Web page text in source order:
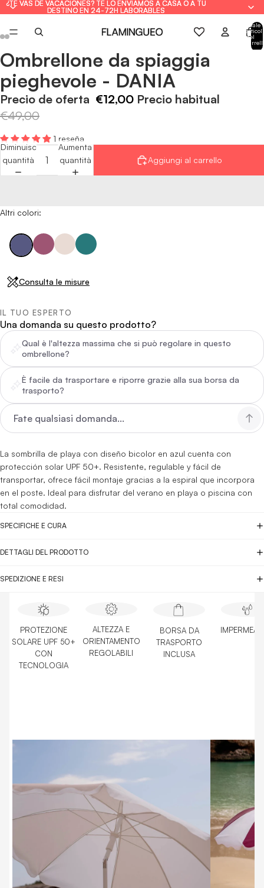
¿TE VAS DE VACACIONES? TE LO ENVIAMOS A CASA O A TU
DESTINO EN 24-72H LABORABLES
¿TE VAS DE VACACIONES? TE LO ENVIAMOS A CASA O A TU
DESTINO EN 24-72H LABORABLES
Totale
articoli
nel
Apri
immagine
a
schermo
Apri
immagine
a
schermo
Apri
immagine
a
schermo
Apri
immagine
a
schermo
Apri
immagine
a
schermo
Apri
immagine
a
schermo
Ombrellone da spiaggia
pieghevole - DANIA
Precio de oferta €12,00 Precio habitual
€49,00
1 reseña
Diminuisci
quantità
Aumenta
quantità
Aggiungi al carrello
Altri colori:
Consulta le misure
IL TUO ESPERTO
Una domanda su questo prodotto?
Qual è l'altezza massima che si può regolare in questo
ombrellone?
È facile da trasportare e riporre grazie alla sua borsa da
trasporto?
La sombrilla de playa con diseño bicolor en azul cuenta con
protección solar UPF 50+. Resistente, regulable y fácil de
transportar, ofrece fácil montaje gracias a la espiral que incorpora
en el poste. Ideal para disfrutar del verano en playa o piscina con
total comodidad.
SPECIFICHE E CURA
DETTAGLI DEL PRODOTTO
SPEDIZIONE E RESI
PROTEZIONE
SOLARE UPF 50+
CON
TECNOLOGIA
ALTEZZA E
ORIENTAMENTO
REGOLABILI
BORSA DA
TRASPORTO
INCLUSA